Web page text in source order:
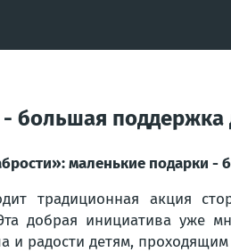
большая
маленькие подарки
традиционная акция
добрая инициатива уже
и радости детям,